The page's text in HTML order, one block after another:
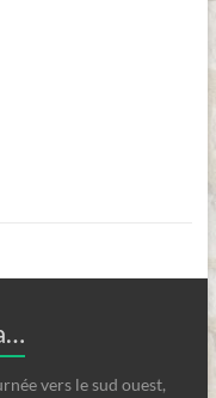
vers le sud ouest,